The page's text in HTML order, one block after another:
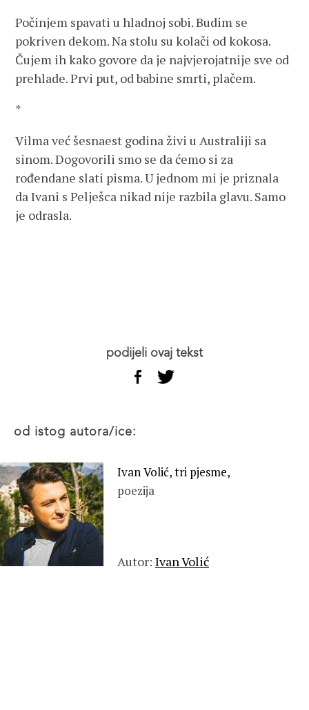
Počinjem spavati u hladnoj sobi. Budim se
pokriven dekom. Na stolu su kolači od kokosa.
Čujem ih kako govore da je najvjerojatnije sve od
prehlade. Prvi put, od babine smrti, plačem.
*
Vilma već šesnaest godina živi u Australiji sa
sinom. Dogovorili smo se da ćemo si za
rođendane slati pisma. U jednom mi je priznala
da Ivani s Pelješca nikad nije razbila glavu. Samo
je odrasla.
podijeli ovaj tekst
od istog autora/ice:
Ivan Volić, tri pjesme,
poezija
Autor: Ivan Volić